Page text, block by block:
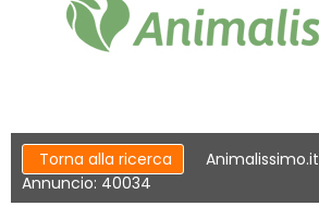
Torna alla ricerca Animalissimo.it
Annuncio: 40034